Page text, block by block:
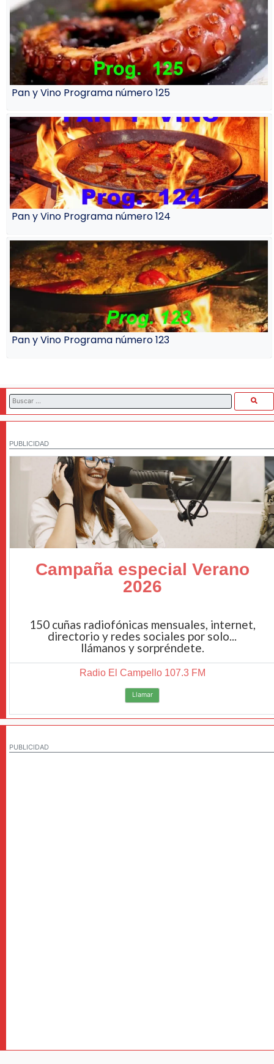
Pan y Vino Programa número 125
Pan y Vino Programa número 124
Pan y Vino Programa número 123
PUBLICIDAD
Campaña especial Verano
2026
150 cuñas radiofónicas mensuales, internet,
directorio y redes sociales por solo...
llámanos y sorpréndete.
Radio El Campello 107.3 FM
Llamar
PUBLICIDAD